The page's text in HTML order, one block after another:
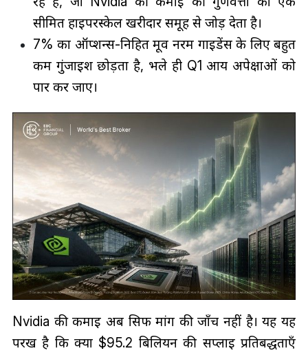
सीमित हाइपरस्केल खरीदार समूह से जोड़ देता है।
7% का ऑप्शन्स-निहित मूव नरम गाइडेंस के लिए बहुत
कम गुंजाइश छोड़ता है, भले ही Q1 आय अपेक्षाओं को
पार कर जाए।
Nvidia की कमाई अब सिर्फ मांग की जाँच नहीं है। यह यह
परख है कि क्या $95.2 बिलियन की सप्लाई प्रतिबद्धताएँ